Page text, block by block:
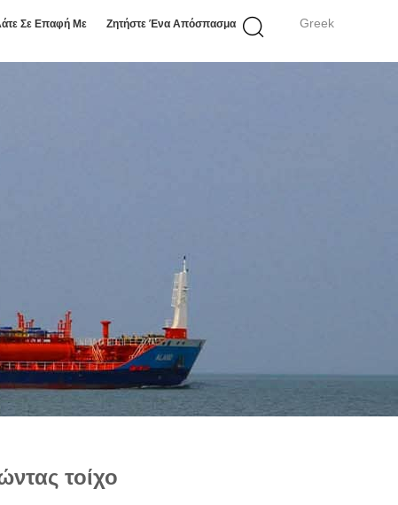
Greek
Σε Επαφή Με Ζητήστε Ένα Απόσπασμα
τοίχο